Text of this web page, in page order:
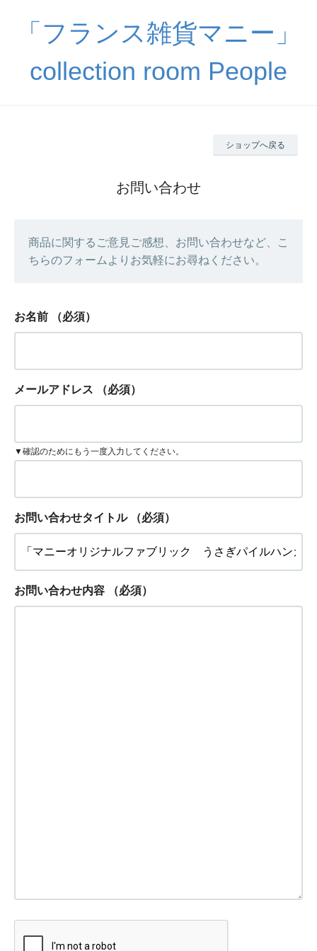
「フランス雑貨マニー」
collection room People
ショップへ戻る
お問い合わせ
商品に関するご意見ご感想、お問い合わせなど、こ
ちらのフォームよりお気軽にお尋ねください。
お名前 （必須）
メールアドレス （必須）
▼確認のためにもう一度入力してください。
お問い合わせタイトル （必須）
お問い合わせ内容 （必須）